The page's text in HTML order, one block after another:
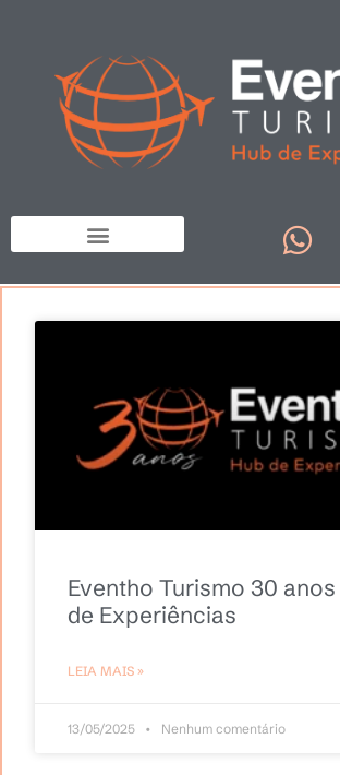
Eventho Turismo 30 anos
de Experiências
LEIA MAIS »
13/05/2025 Nenhum comentário